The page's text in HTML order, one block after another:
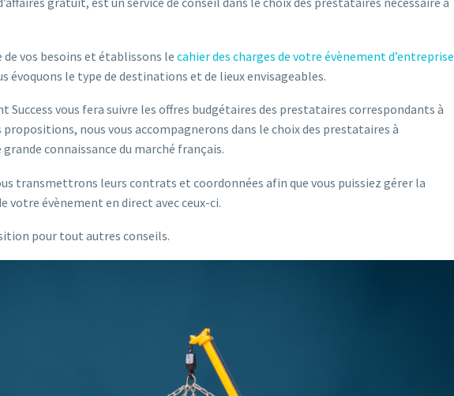
vos besoins et établissons le cahier des charges de votre évènement d’entreprise
évoquons le type de destinations et de lieux envisageables.
Success vous fera suivre les offres budgétaires des prestataires correspondants à
nous vous accompagnerons dans le choix des prestataires à
connaissance du marché français.
transmettrons leurs contrats et coordonnées afin que vous puissiez gérer la
évènement en direct avec ceux-ci.
pour tout autres conseils.